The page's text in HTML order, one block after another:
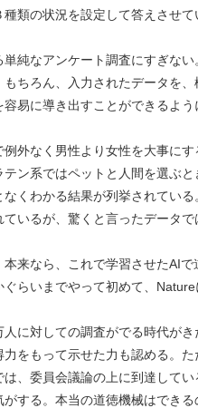
類の状況を設定して答えさせて
純なアンケート調査にすぎな
ちろん、入力されたデータを
易に導き出すことができるよ
外なく男性より女性を大事に
ン系ではペットと人間を選ぶ
くわかる結果が列挙されてい
いるが、驚くと言ったデータで
来なら、これで学習させたAI
らいまでやって初めて、
に対しての調査がでる時代が
をもって示せた力も認める。
、委員会議論の上に到達して
する。本当の道徳機械はでき